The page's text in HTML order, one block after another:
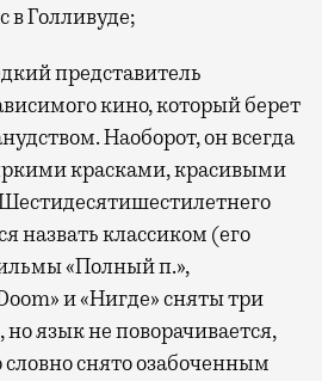
в Голливуде;
представитель
кино, который берет
Наоборот, он всегда
красками, красивыми
назвать классиком (его
«Полный п.»,
и «Нигде» сняты три
язык не поворачивается,
снято озабоченным